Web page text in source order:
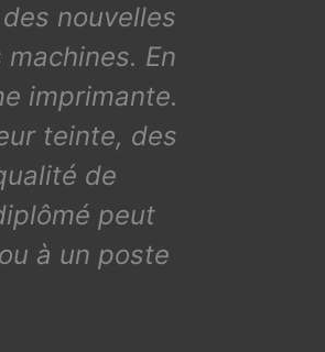
nouvelles
En
imprimante.
teinte, des
de
peut
à un poste